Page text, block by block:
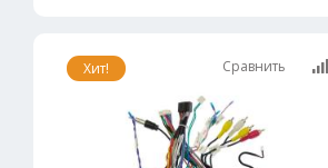
Хит! Сравнить